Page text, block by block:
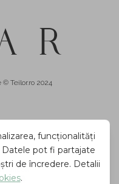
Teilor.ro 2024